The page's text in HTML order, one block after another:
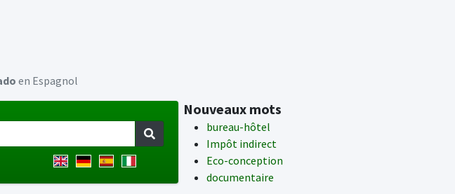
en Espagnol
Nouveaux mots
bureau-hôtel
Impôt indirect
Eco-conception
documentaire